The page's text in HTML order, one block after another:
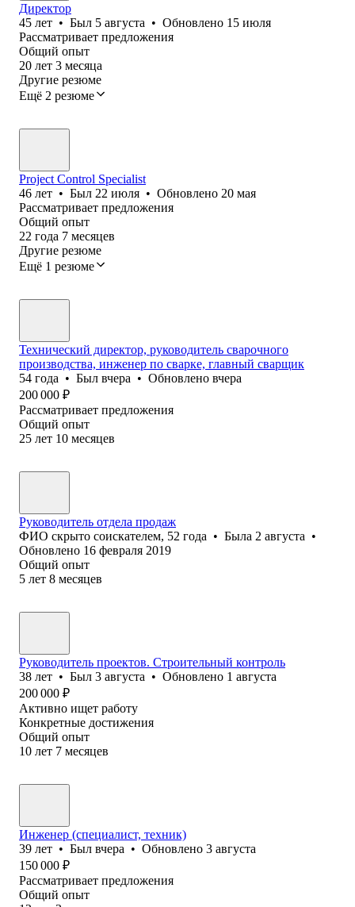
Директор
45 лет • Был 5 августа • Обновлено 15 июля
Рассматривает предложения
Общий опыт
20 лет 3 месяца
Другие резюме
Ещё 2 резюме
Project Control Specialist
46 лет • Был 22 июля • Обновлено 20 мая
Рассматривает предложения
Общий опыт
22 года 7 месяцев
Другие резюме
Ещё 1 резюме
Технический директор, руководитель сварочного
производства, инженер по сварке, главный сварщик
54 года • Был вчера • Обновлено вчера
200 000 ₽
Рассматривает предложения
Общий опыт
25 лет 10 месяцев
Руководитель отдела продаж
ФИО скрыто соискателем, 52 года • Была 2 августа •
Обновлено 16 февраля 2019
Общий опыт
5 лет 8 месяцев
Руководитель проектов. Строительный контроль
38 лет • Был 3 августа • Обновлено 1 августа
200 000 ₽
Активно ищет работу
Конкретные достижения
Общий опыт
10 лет 7 месяцев
Инженер (специалист, техник)
39 лет • Был вчера • Обновлено 3 августа
150 000 ₽
Рассматривает предложения
Общий опыт